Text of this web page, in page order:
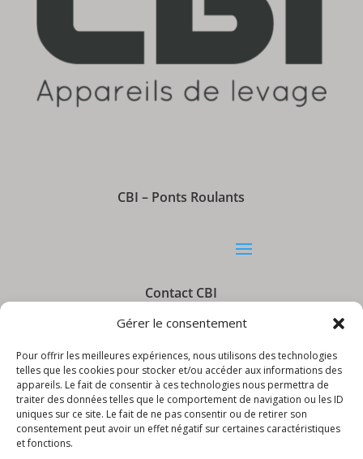
Gérer le consentement
Pour offrir les meilleures expériences, nous utilisons des technologies
telles que les cookies pour stocker et/ou accéder aux informations des
appareils. Le fait de consentir à ces technologies nous permettra de
traiter des données telles que le comportement de navigation ou les ID
uniques sur ce site. Le fait de ne pas consentir ou de retirer son
consentement peut avoir un effet négatif sur certaines caractéristiques
et fonctions.
CBI – Ponts Roulants
Contact CBI
Informations CBI